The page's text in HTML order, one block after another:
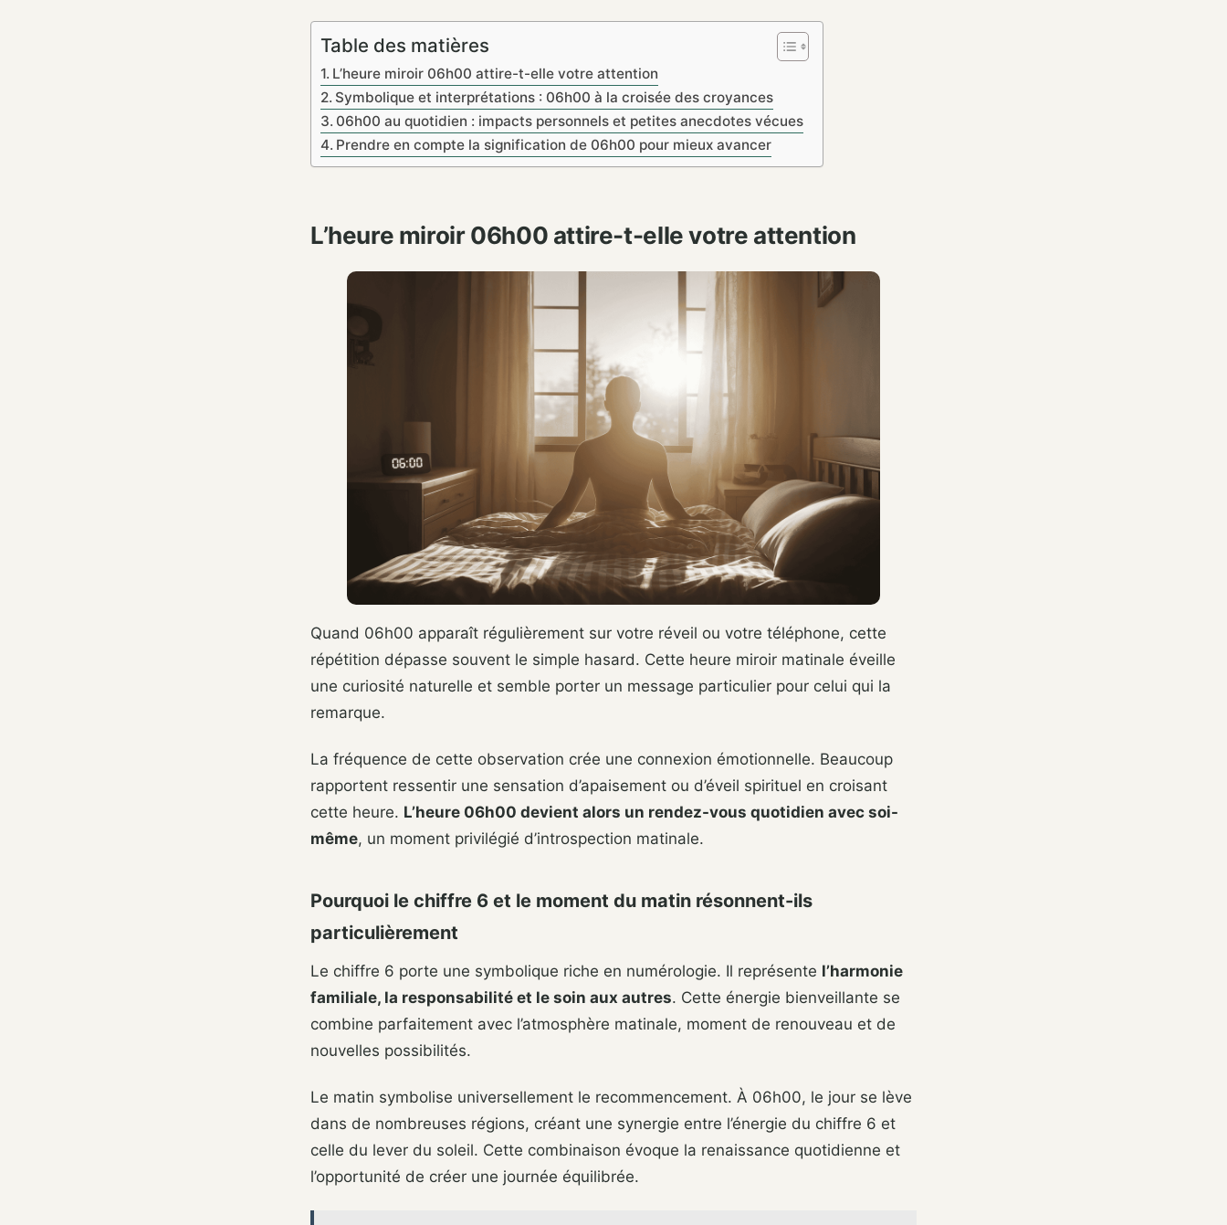
Table des matières
L’heure miroir 06h00 attire-t-elle votre attention
Symbolique et interprétations : 06h00 à la croisée des croyances
06h00 au quotidien : impacts personnels et petites anecdotes vécues
Prendre en compte la signification de 06h00 pour mieux avancer
L’heure miroir 06h00 attire-t-elle votre attention
Quand 06h00 apparaît régulièrement sur votre réveil ou votre téléphone, cette
répétition dépasse souvent le simple hasard. Cette heure miroir matinale éveille
une curiosité naturelle et semble porter un message particulier pour celui qui la
remarque.
La fréquence de cette observation crée une connexion émotionnelle. Beaucoup
rapportent ressentir une sensation d’apaisement ou d’éveil spirituel en croisant
cette heure. L’heure 06h00 devient alors un rendez-vous quotidien avec soi-
même, un moment privilégié d’introspection matinale.
Pourquoi le chiffre 6 et le moment du matin résonnent-ils
particulièrement
Le chiffre 6 porte une symbolique riche en numérologie. Il représente l’harmonie
familiale, la responsabilité et le soin aux autres. Cette énergie bienveillante se
combine parfaitement avec l’atmosphère matinale, moment de renouveau et de
nouvelles possibilités.
Le matin symbolise universellement le recommencement. À 06h00, le jour se lève
dans de nombreuses régions, créant une synergie entre l’énergie du chiffre 6 et
celle du lever du soleil. Cette combinaison évoque la renaissance quotidienne et
l’opportunité de créer une journée équilibrée.